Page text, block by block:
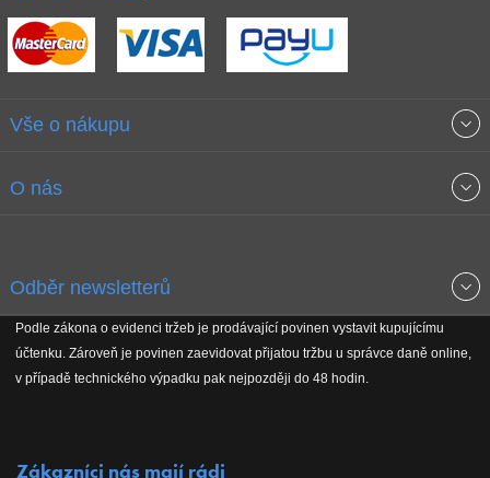
Vše o nákupu
Obchodní podmínky
Reklamační řád
O nás
Koho podporujeme
Odběr newsletterů
Podle zákona o evidenci tržeb je prodávající povinen vystavit kupujícímu
účtenku. Zároveň je povinen zaevidovat přijatou tržbu u správce daně online,
v případě technického výpadku pak nejpozději do 48 hodin.
Zákazníci nás mají rádi